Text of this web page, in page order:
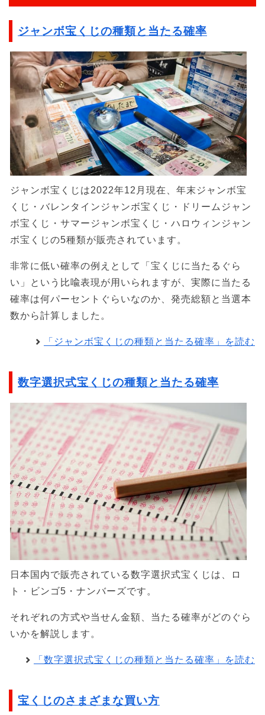
ジャンボ宝くじの種類と当たる確率
ジャンボ宝くじは2022年12月現在、年末ジャンボ宝
くじ・バレンタインジャンボ宝くじ・ドリームジャン
ボ宝くじ・サマージャンボ宝くじ・ハロウィンジャン
ボ宝くじの5種類が販売されています。
非常に低い確率の例えとして「宝くじに当たるぐら
い」という比喩表現が用いられますが、実際に当たる
確率は何パーセントぐらいなのか、発売総額と当選本
数から計算しました。
「ジャンボ宝くじの種類と当たる確率」を読む
数字選択式宝くじの種類と当たる確率
日本国内で販売されている数字選択式宝くじは、ロ
ト・ビンゴ5・ナンバーズです。
それぞれの方式や当せん金額、当たる確率がどのぐら
いかを解説します。
「数字選択式宝くじの種類と当たる確率」を読む
宝くじのさまざまな買い方